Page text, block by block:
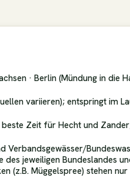
· Berlin (Mündung in die
variieren); entspringt im
Zeit für Hecht und
Verbandsgewässer/
des jeweiligen Bundeslandes
(z.B. Müggelspree) stehen